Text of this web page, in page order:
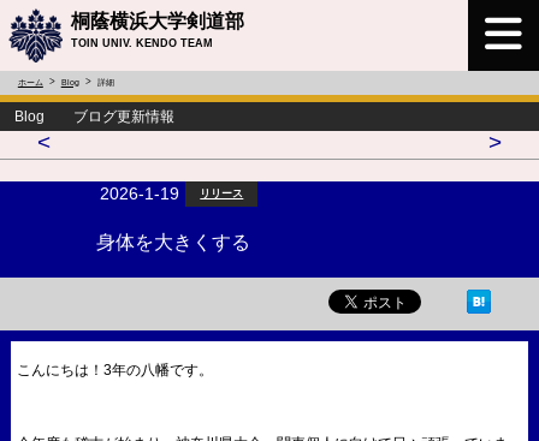
桐蔭横浜大学剣道部
TOIN UNIV. KENDO TEAM
ホーム Blog 詳細
Blog ブログ更新情報
< >
2026-1-19 リリース
身体を大きくする
こんにちは！3年の八幡です。